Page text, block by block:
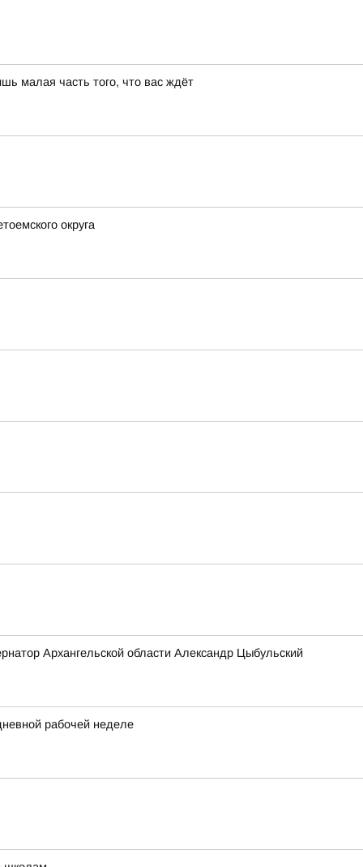
малая часть того, что вас ждёт
округа
Архангельской области Александр Цыбульский
рабочей неделе